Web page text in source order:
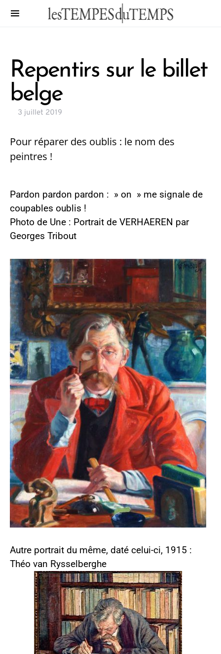
Repentirs sur le billet
belge
3 juillet 2019
Pour réparer des oublis : le nom des
peintres !
Pardon pardon pardon : » on » me signale de
coupables oublis !
Photo de Une : Portrait de VERHAEREN par
Georges Tribout
Autre portrait du même, daté celui-ci, 1915 :
Théo van Rysselberghe